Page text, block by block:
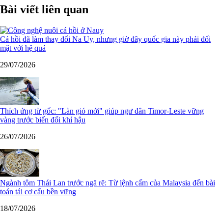
Bài viết liên quan
Cá hồi đã làm thay đổi Na Uy, nhưng giờ đây quốc gia này phải đối
mặt với hệ quả
29/07/2026
Thích ứng từ gốc: "Làn gió mới" giúp ngư dân Timor-Leste vững
vàng trước biến đổi khí hậu
26/07/2026
Ngành tôm Thái Lan trước ngã rẽ: Từ lệnh cấm của Malaysia đến bài
toán tái cơ cấu bền vững
18/07/2026